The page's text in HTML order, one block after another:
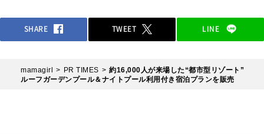
SHARE TWEET LINE
mamagirl PR TIMES
約16,000人が来場した“都市型リゾート”
ルーフガーデンプール＆ナイトプール利用付き宿泊プランを販売